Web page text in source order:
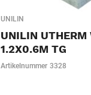
UNILIN
UNILIN
1.2X0.6M TG
Artikelnummer 3328